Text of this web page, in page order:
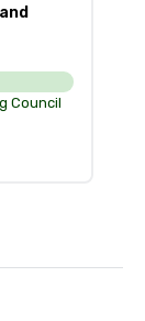
Council